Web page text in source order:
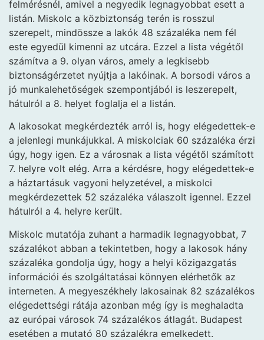
felmérésnél, amivel a negyedik legnagyobbat esett a
listán. Miskolc a közbiztonság terén is rosszul
szerepelt, mindössze a lakók 48 százaléka nem fél
este egyedül kimenni az utcára. Ezzel a lista végétől
számítva a 9. olyan város, amely a legkisebb
biztonságérzetet nyújtja a lakóinak. A borsodi város a
jó munkalehetőségek szempontjából is leszerepelt,
hátulról a 8. helyet foglalja el a listán.
A lakosokat megkérdezték arról is, hogy elégedettek-e
a jelenlegi munkájukkal. A miskolciak 60 százaléka érzi
úgy, hogy igen. Ez a városnak a lista végétől számított
7. helyre volt elég. Arra a kérdésre, hogy elégedettek-e
a háztartásuk vagyoni helyzetével, a miskolci
megkérdezettek 52 százaléka válaszolt igennel. Ezzel
hátulról a 4. helyre került.
Miskolc mutatója zuhant a harmadik legnagyobbat, 7
százalékot abban a tekintetben, hogy a lakosok hány
százaléka gondolja úgy, hogy a helyi közigazgatás
információi és szolgáltatásai könnyen elérhetők az
interneten. A megyeszékhely lakosainak 82 százalékos
elégedettségi rátája azonban még így is meghaladta
az európai városok 74 százalékos átlagát. Budapest
esetében a mutató 80 százalékra emelkedett.